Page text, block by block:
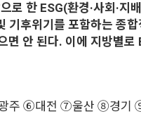
로 한 ESG(환경·사회·
기후위기를 포함하는 종
면 안 된다. 이에 지방별
주 ⑥대전 ⑦울산 ⑧경기